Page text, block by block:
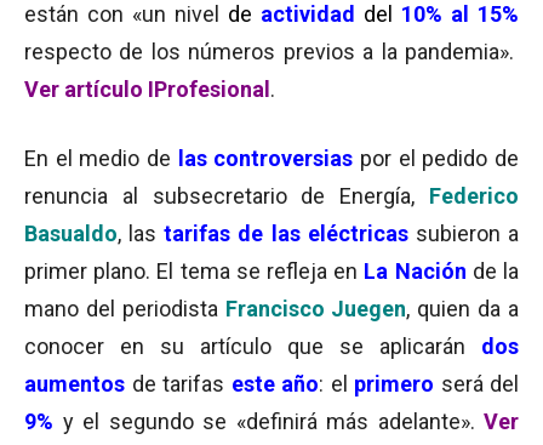
están con «un nivel de actividad del 10% al 15%
respecto de los números previos a la pandemia».
Ver artículo IProfesional .
En el medio de las controversias por el pedido de
renuncia al subsecretario de Energía, Federico
Basualdo, lastarifas de las eléctricas subieron a
primer plano. El tema se refleja en La Nación de la
mano del periodista Francisco Juegen, quien da a
conocer en su artículo que se aplicarán dos
aumentos de tarifas este año: el primero será del
9% y el segundo se «definirá más adelante». Ver